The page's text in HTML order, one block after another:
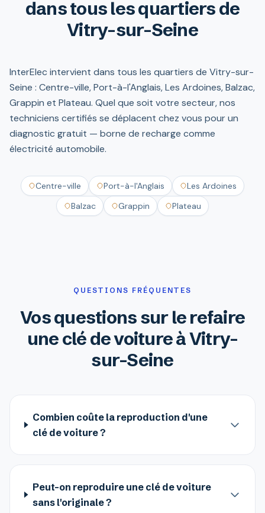
dans tous les quartiers de
Vitry-sur-Seine
InterElec intervient dans tous les quartiers de Vitry-sur-
Seine : Centre-ville, Port-à-l'Anglais, Les Ardoines, Balzac,
Grappin et Plateau. Quel que soit votre secteur, nos
techniciens certifiés se déplacent chez vous pour un
diagnostic gratuit — borne de recharge comme
électricité automobile.
Centre-ville Port-à-l'Anglais
Les Ardoines
Balzac
Grappin Plateau
QUESTIONS FRÉQUENTES
Vos questions sur le refaire
une clé de voiture à Vitry-
sur-Seine
Combien coûte la reproduction d'une
clé de voiture ?
Peut-on reproduire une clé de voiture
sans l'originale ?